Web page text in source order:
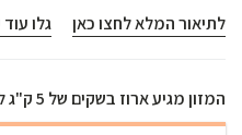
ומכיל גםאומגה 3 ואומגה 6 לעור
והמינרליםשהיא צריכה כדי
לתיאור המלא לחצו כאן גלו
המזון מגיע ארוז בשקים של 5 ק"ג לשמירה מירבית על הטריות